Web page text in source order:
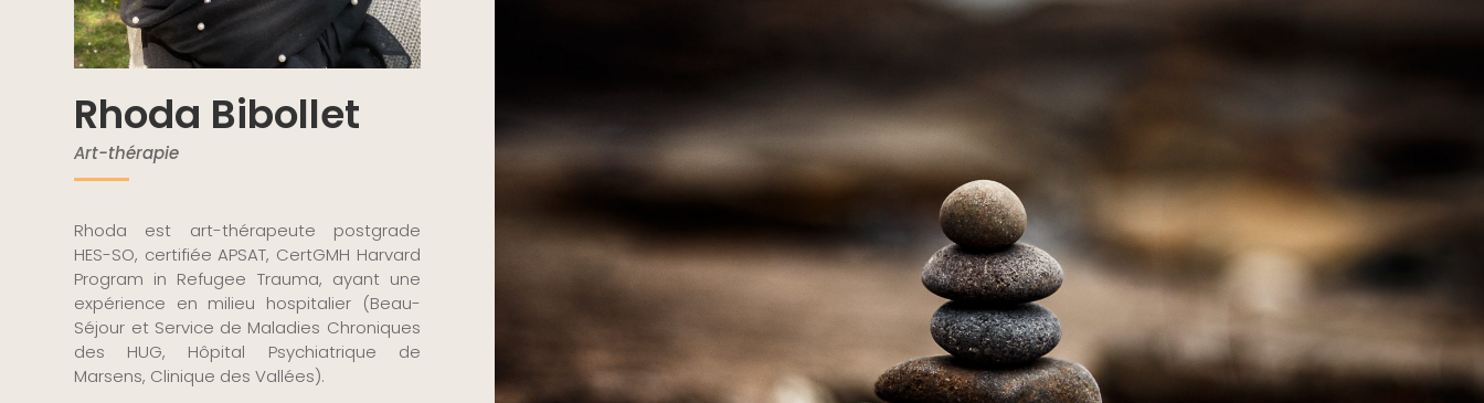
Rhoda Bibollet
Art-thérapie
Rhoda est art-thérapeute postgrade
HES-SO, certifiée APSAT, CertGMH Harvard
Program in Refugee Trauma, ayant une
expérience en milieu hospitalier (Beau-
Séjour et Service de Maladies Chroniques
des HUG, Hôpital Psychiatrique de
Marsens, Clinique des Vallées).